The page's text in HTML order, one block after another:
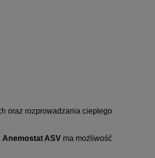
oraz rozprowadzania ciepłego
Anemostat ASV ma możliwość